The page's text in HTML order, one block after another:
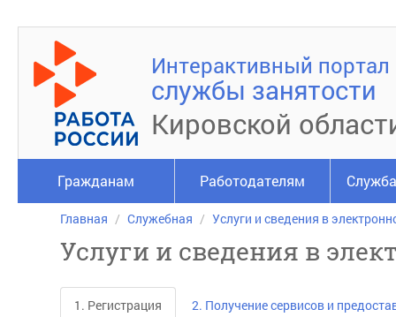
Интерактивный портал
службы занятости
Кировской
Гражданам Работодателям
Главная Служебная Услуги и сведения в
Услуги и сведения в
1. Регистрация 2. Получение сервисов и